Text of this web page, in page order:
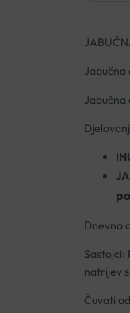
Jabučna
Jabučna
Dnevna
Sastojci:
natrijev
Čuvati